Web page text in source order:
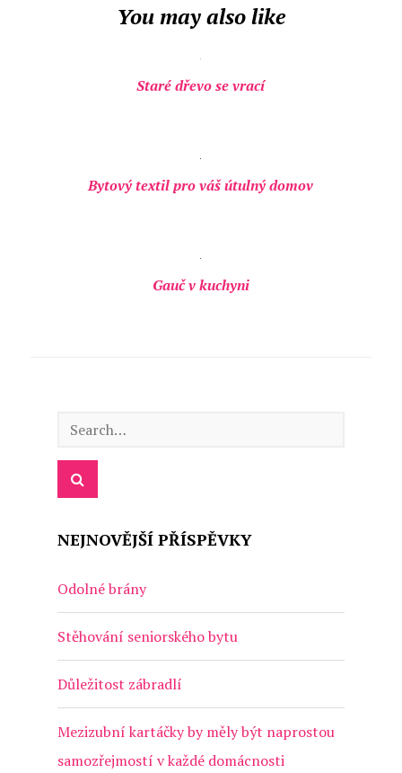
You may also like
Staré dřevo se vrací
Bytový textil pro váš útulný domov
Gauč v kuchyni
NEJNOVĚJŠÍ PŘÍSPĚVKY
Odolné brány
Stěhování seniorského bytu
Důležitost zábradlí
Mezizubní kartáčky by měly být naprostou
samozřejmostí v každé domácnosti